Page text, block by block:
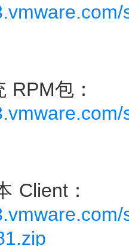
RPM包：
Client：